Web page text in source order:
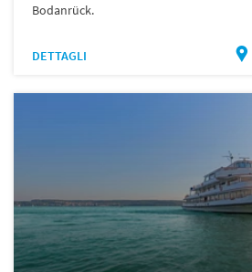
Bodanrück.
DETTAGLI